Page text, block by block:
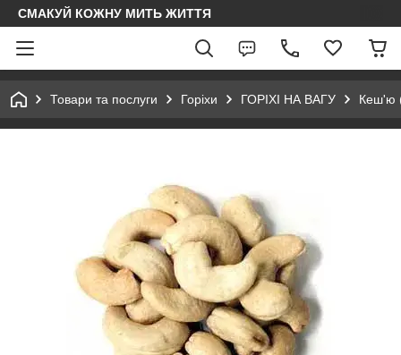
СМАКУЙ КОЖНУ МИТЬ ЖИТТЯ
Товари та послуги Горіхи ГОРІХІ НА ВАГУ Кеш'ю